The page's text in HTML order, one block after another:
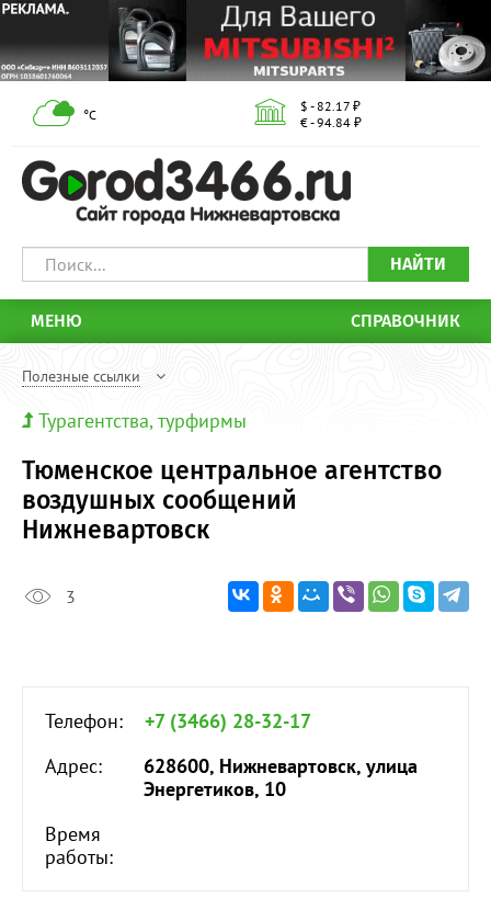
°С
$ - 82.17 ₽
€ - 94.84 ₽
НАЙТИ
МЕНЮ СПРАВОЧНИК
Полезные ссылки
Турагентства, турфирмы
Тюменское центральное агентство
воздушных сообщений
Нижневартовск
3
Телефон:
+7 (3466) 28-32-17
Адрес:
628600, Нижневартовск, улица
Энергетиков, 10
Время
работы: